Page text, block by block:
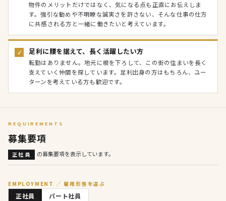
物件のメリットだけではなく、気になる点も正直にお伝えしま
す。強引な勧めや不明瞭な誠実さを許さない、そんな仕事の仕方
に共感される方と一緒に働きたいと考えています。
✓ 足利に腰を据えて、長く活躍したい方
転勤はありません。地元に根を下ろして、この街の住まいを長く
支えていく仲間を探しています。足利出身の方はもちろん、ユー
ターンを考えている方も歓迎です。
REQUIREMENTS
募集要項
正社員 の募集要項を表示しています。
EMPLOYMENT ／ 雇用形態を選ぶ
正社員 パート社員